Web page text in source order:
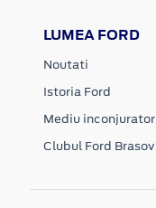
LUMEA FORD
Noutati
Istoria Ford
Mediu inconjurator
Clubul Ford Brasov